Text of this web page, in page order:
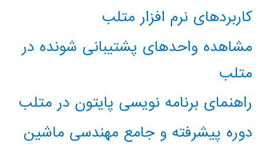
کاربردهای نرم افزار متلب
مشاهده واحدهای پشتیبانی شونده در
متلب
راهنمای برنامه نویسی پایتون در متلب
دوره پیشرفته و جامع مهندسی ماشین